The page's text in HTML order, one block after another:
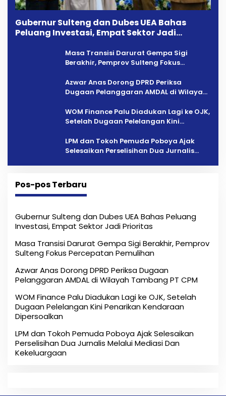
Gubernur Sulteng dan Dubes UEA Bahas
Peluang Investasi, Empat Sektor Jadi
Masa Transisi Darurat Gempa Sigi
Berakhir, Pemprov Sulteng Fokus
Azwar Anas Dorong DPRD Periksa
Dugaan Pelanggaran AMDAL di Wilayah
‎WOM Finance Palu Diadukan Lagi ke OJK,
Setelah Dugaan Pelelangan Kini
LPM dan Tokoh Pemuda Poboya Ajak
Selesaikan Perselisihan Dua Jurnalis
Pos-pos Terbaru
Gubernur Sulteng dan Dubes UEA Bahas Peluang
Investasi, Empat Sektor Jadi Prioritas
Masa Transisi Darurat Gempa Sigi Berakhir, Pemprov
Sulteng Fokus Percepatan Pemulihan
Azwar Anas Dorong DPRD Periksa Dugaan
Pelanggaran AMDAL di Wilayah Tambang PT CPM
‎WOM Finance Palu Diadukan Lagi ke OJK, Setelah
Dugaan Pelelangan Kini Penarikan Kendaraan
Dipersoalkan ‎
LPM dan Tokoh Pemuda Poboya Ajak Selesaikan
Perselisihan Dua Jurnalis Melalui Mediasi Dan
Kekeluargaan